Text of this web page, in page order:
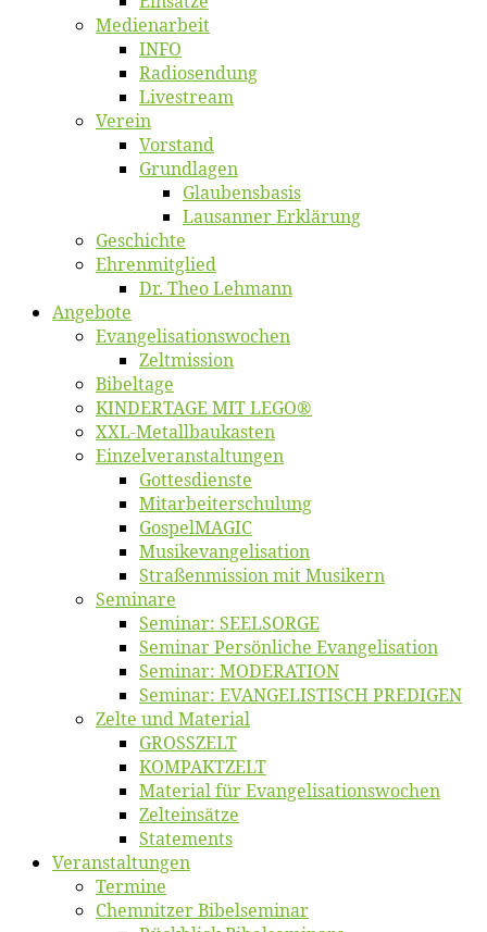
Me­di­en­ar­beit
INFO
Ra­dio­sen­dung
Live­stream
Ver­ein
Vor­stand
Grund­la­gen
Glaubens­ba­sis
Lausan­ner Erklärung
Ge­schich­te
Eh­ren­mit­glied
Dr. Theo Lehmann
An­ge­bo­te
Evangelisa­tions­wo­chen
Zelt­mis­si­on
Bi­bel­ta­ge
KINDERTAGE MIT LEGO®
XXL-Me­­tal­l­­bau­­kas­­ten
Einzelver­an­stal­tungen
Got­tes­diens­te
Mitarbeiter­schulung
Gos­pel­MA­GIC
Musikevan­ge­li­sa­tion
Straßenmis­sion mit Musikern
Se­mi­na­re
Se­mi­nar: SEELSORGE
Se­mi­nar Per­sön­li­che Evangelisation
Se­mi­nar: MODERATION
Se­mi­nar: EVANGELISTISCH PREDIGEN
Zel­te und Material
GROSSZELT
KOMPAKTZELT
Ma­te­ri­al für Evangelisationswochen
Zelt­ein­sät­ze
State­ments
Ver­an­stal­tun­gen
Ter­mi­ne
Chemnit­zer Bibelseminar